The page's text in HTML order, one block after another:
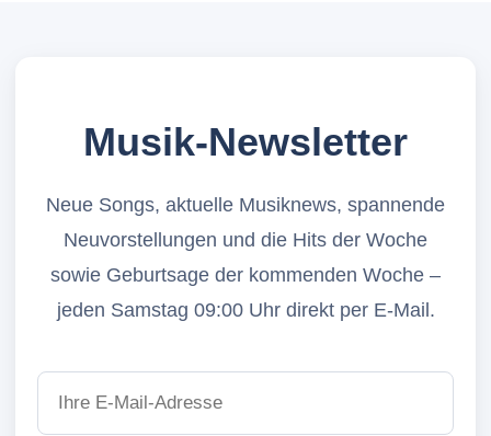
Musik-Newsletter
Neue Songs, aktuelle Musiknews, spannende
Neuvorstellungen und die Hits der Woche
sowie Geburtsage der kommenden Woche –
jeden Samstag 09:00 Uhr direkt per E-Mail.